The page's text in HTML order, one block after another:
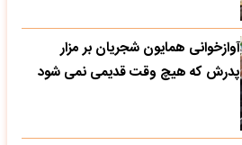
آوازخوانی همایون شجریان بر مزار
پدرش که هیچ وقت قدیمی نمی شود